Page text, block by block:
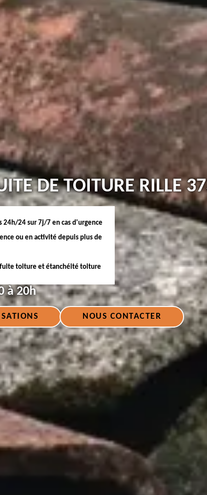
DE TOITURE RILLE
24h/24 sur 7j/7 en cas d'urgence
ou en activité depuis plus de
toiture et étanchéité toiture
à 20h
NOUS CONTACTER